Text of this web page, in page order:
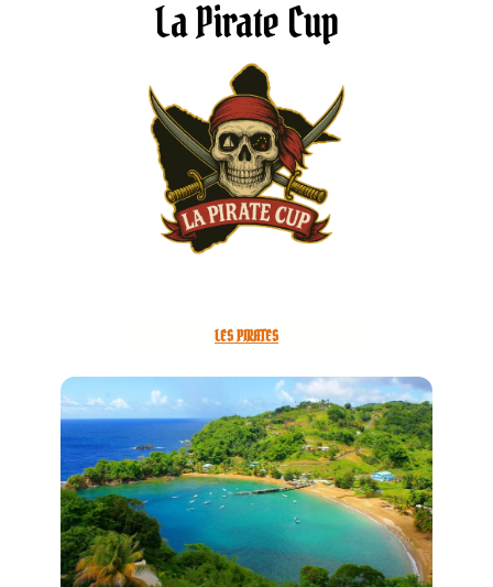
La Pirate Cup
LES PIRATES